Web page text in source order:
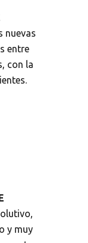
nuevas
entre
con la
y muy